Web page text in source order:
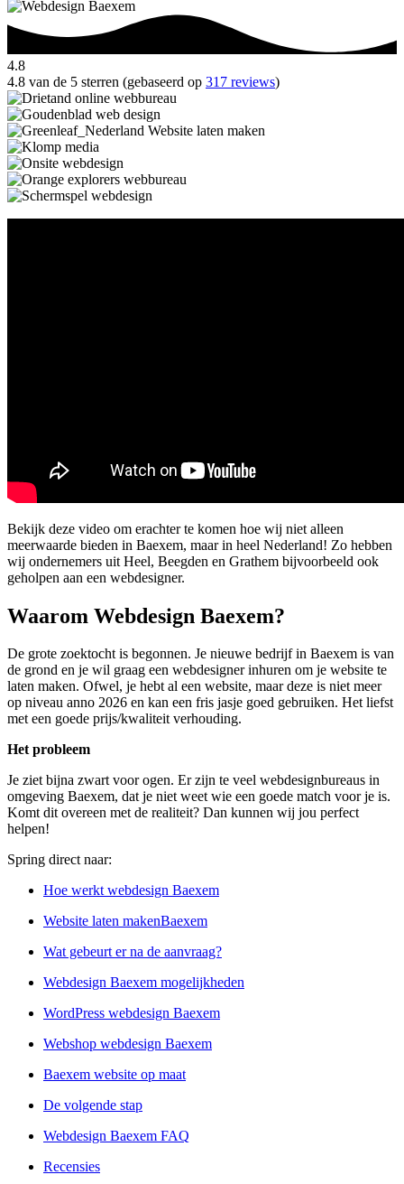
4.8
4.8 van de 5 sterren (gebaseerd op 317 reviews)
Bekijk deze video om erachter te komen hoe wij niet alleen
meerwaarde bieden in Baexem, maar in heel Nederland! Zo hebben
wij ondernemers uit Heel, Beegden en Grathem bijvoorbeeld ook
geholpen aan een webdesigner.
Waarom Webdesign Baexem?
De grote zoektocht is begonnen. Je nieuwe bedrijf in Baexem is van
de grond en je wil graag een webdesigner inhuren om je website te
laten maken. Ofwel, je hebt al een website, maar deze is niet meer
op niveau anno 2026 en kan een fris jasje goed gebruiken. Het liefst
met een goede prijs/kwaliteit verhouding.
Het probleem
Je ziet bijna zwart voor ogen. Er zijn te veel webdesignbureaus in
omgeving Baexem, dat je niet weet wie een goede match voor je is.
Komt dit overeen met de realiteit? Dan kunnen wij jou perfect
helpen!
Spring direct naar:
Hoe werkt webdesign Baexem
Website laten makenBaexem
Wat gebeurt er na de aanvraag?
Webdesign Baexem mogelijkheden
WordPress webdesign Baexem
Webshop webdesign Baexem
Baexem website op maat
De volgende stap
Webdesign Baexem FAQ
Recensies